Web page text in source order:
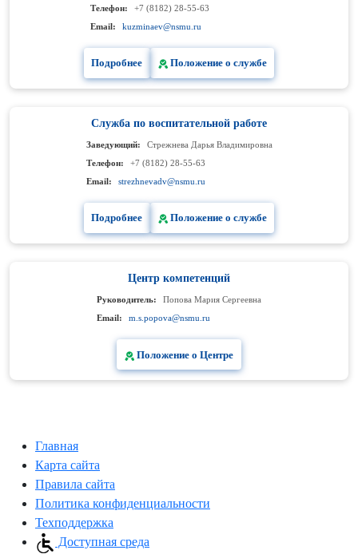
Телефон:
+7 (8182) 28-55-63
Email:
kuzminaev@nsmu.ru
Подробнее Положение о службе
Служба по воспитательной работе
Заведующий:
Стрежнева Дарья Владимировна
Телефон:
+7 (8182) 28-55-63
Email:
strezhnevadv@nsmu.ru
Подробнее Положение о службе
Центр компетенций
Руководитель:
Попова Мария Сергеевна
Email:
m.s.popova@nsmu.ru
Положение о Центре
Главная
Карта сайта
Правила сайта
Политика конфиденциальности
Техподдержка
Доступная среда